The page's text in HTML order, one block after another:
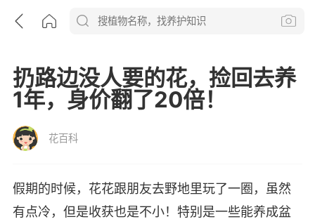
扔路边没人要的花，捡回去养
1年，身价翻了20倍！
花百科
假期的时候，花花跟朋友去野地里玩了一圈，虽然
有点冷，但是收获也是不小！特别是一些能养成盆